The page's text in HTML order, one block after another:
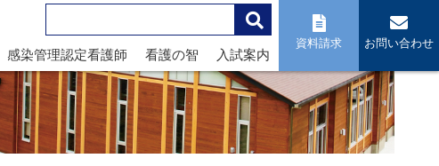
感染管理認定看護師 看護の智 入試案内
資料請求 お問い合わせ